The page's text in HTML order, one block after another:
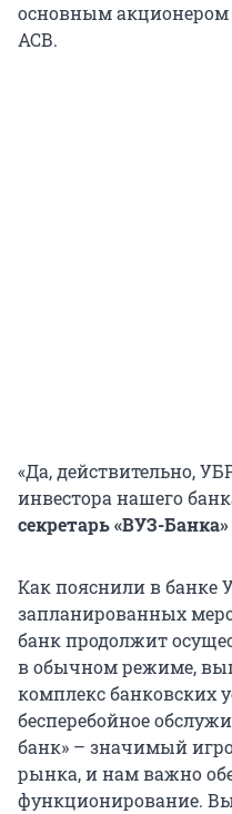
основным акционером
АСВ.
«Да, действительно,
инвестора нашего
секретарь «ВУЗ-
Как пояснили в банке
запланированных
банк продолжит
в обычном режиме,
комплекс банковских
бесперебойное
банк» – значимый
рынка, и нам важно
функционирование.